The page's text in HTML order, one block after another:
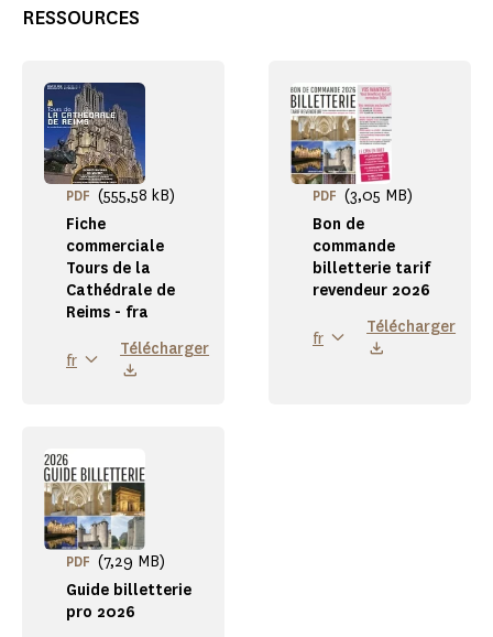
RESSOURCES
Fiche
commerciale
Tours de la
Cathédrale de
Reims - fra
PDF (555,58 kB)
fr
Télécharger
Bon de
commande
billetterie tarif
revendeur 2026
PDF (3,05 MB)
fr
Télécharger
Guide billetterie
pro 2026
PDF (7,29 MB)